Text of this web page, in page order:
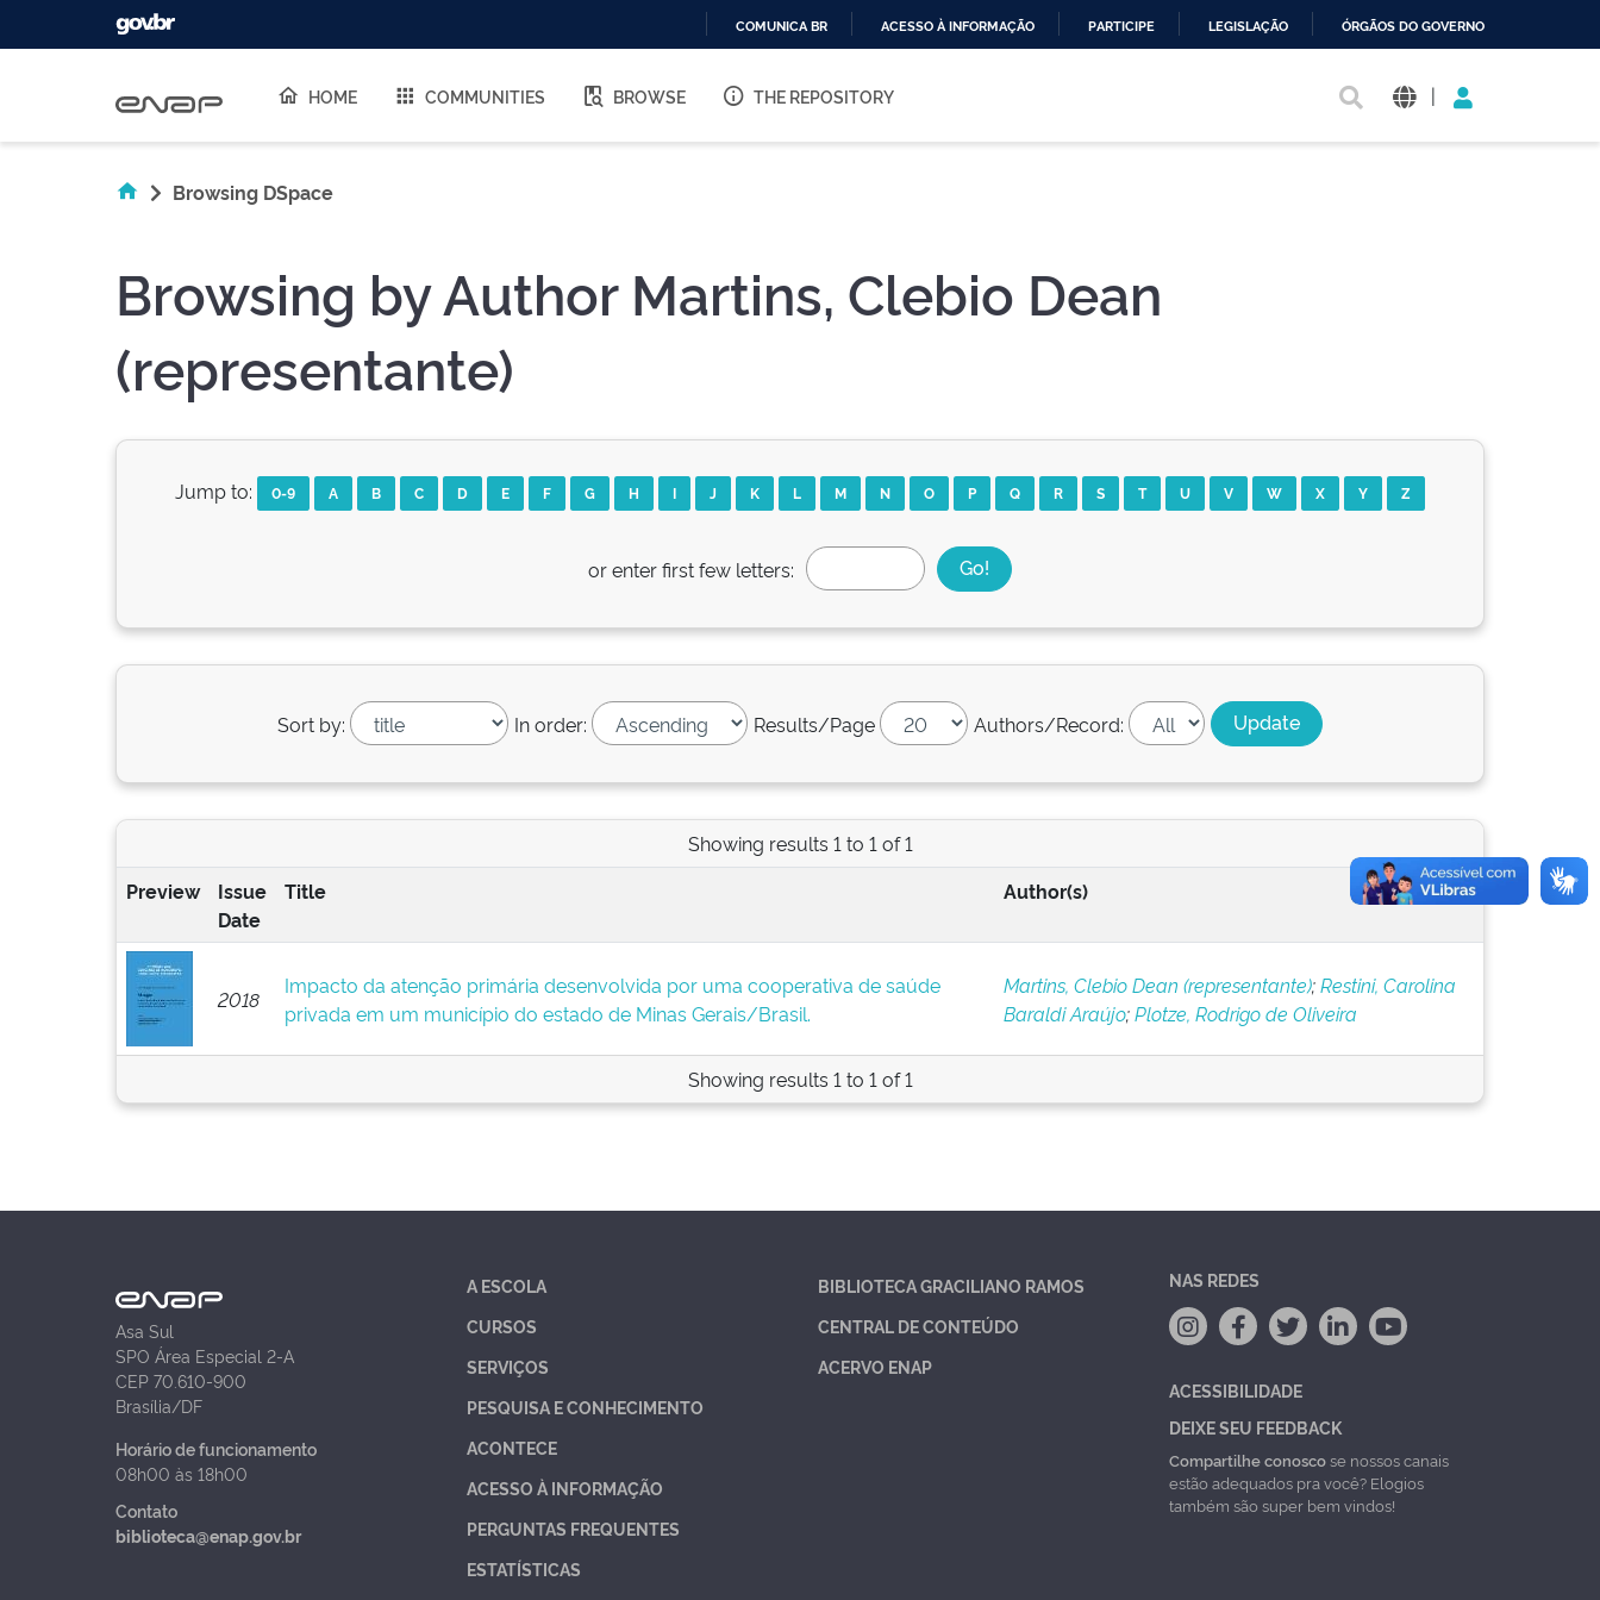
O
COMUNICA BR ACESSO À INFORMAÇÃO PARTICIPE LEGISLAÇÃO ÓRGÃOS DO GOVERNO
HOME COMMUNITIES BROWSE THE REPOSITORY |
Browsing DSpace
Browsing by Author Martins, Clebio Dean
(representante)
Jump to: 0-9 A B C D E F G H I J K L M N O P Q R S T U V W X Y Z
or enter first few letters:
Sort by: In order: Results/Page Authors/Record:
Showing results 1 to 1 of 1
Preview
Issue
Date
Title Author(s)
2018
Impacto da atenção primária desenvolvida por uma cooperativa de saúde
privada em um município do estado de Minas Gerais/Brasil.
Martins, Clebio Dean (representante);Restini, Carolina
Baraldi Araújo;Plotze, Rodrigo de Oliveira
Showing results 1 to 1 of 1
Asa Sul
SPO Área Especial 2-A
CEP 70.610-900
Brasília/DF
Horário de funcionamento
08h00 às 18h00
Contato
biblioteca@enap.gov.br
A ESCOLA
CURSOS
SERVIÇOS
PESQUISA E CONHECIMENTO
ACONTECE
ACESSO À INFORMAÇÃO
PERGUNTAS FREQUENTES
ESTATÍSTICAS
BIBLIOTECA GRACILIANO RAMOS
CENTRAL DE CONTEÚDO
ACERVO ENAP
NAS REDES
ACESSIBILIDADE
DEIXE SEU FEEDBACK
Compartilhe conosco se nossos canais
estão adequados pra você? Elogios
também são super bem vindos!